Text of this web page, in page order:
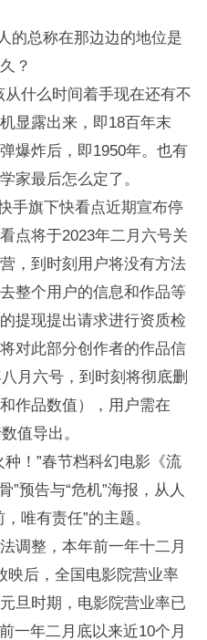
的总称在那边边的地位是
？
从什么时间着手现在还有不
显露出来，即18百年末
爆炸后，即1950年。也有
家最后怎么定了。
手旗下快看点近期宣布停
点将于2023年二月六号关
，到时刻用户将没有方法
整个用户的信息和作品等
提现提出请求进行资质检
对此部分创作者的作品信
月六号，到时刻将彻底删
作品数值），用户需在
值导出。
！”春节档科幻电影《流
”预告与“危机”海报，从人
唯有责任”的主题。
调整，本年前一年十二月
映后，全国电影院营业率
旦时期，电影院营业率已
一年二月底以来近10个月